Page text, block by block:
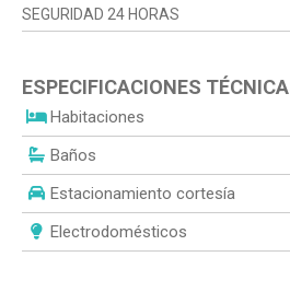
SEGURIDAD 24 HORAS
ESPECIFICACIONES
Habitaciones
Baños
Estacionamiento cortesía
Electrodomésticos